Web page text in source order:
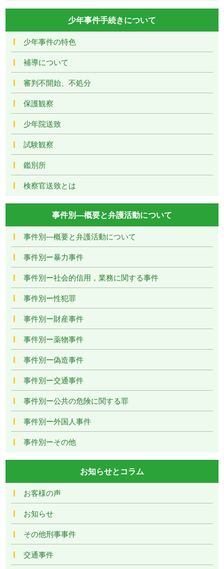
少年事件手続きについて
少年事件の特色
補導について
審判不開始、不処分
保護観察
少年院送致
試験観察
鑑別所
検察官送致とは
事件別―概要と弁護活動について
事件別―概要と弁護活動について
事件別ー暴力事件
事件別ー社会的信用，業務に関する事件
事件別ー性犯罪
事件別ー財産事件
事件別ー薬物事件
事件別ー偽造事件
事件別ー交通事件
事件別ー公共の危険に関する罪
事件別ー外国人事件
事件別ーその他
お知らせとコラム
お客様の声
お知らせ
その他刑事事件
交通事件